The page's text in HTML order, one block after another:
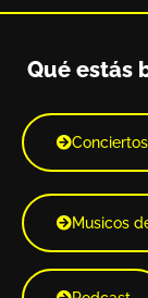
Qué estás
Conciertos
Musicos